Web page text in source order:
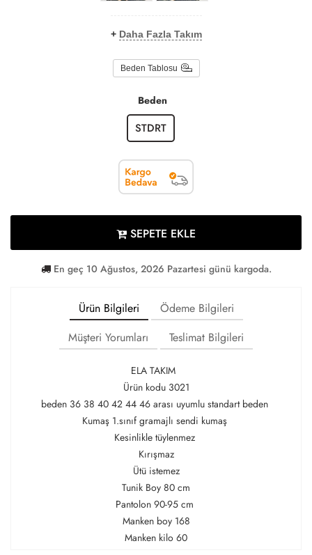
+ Daha Fazla Takım
Beden Tablosu
Beden
STDRT
SEPETE EKLE
En geç 10 Ağustos, 2026 Pazartesi günü kargoda.
Ürün Bilgileri
Ödeme Bilgileri
Müşteri Yorumları
Teslimat Bilgileri
ELA TAKIM
Ürün kodu 3021
beden 36 38 40 42 44 46 arası uyumlu standart beden
Kumaş 1.sınıf gramajlı sendi kumaş
Kesinlikle tüylenmez
Kırışmaz
Ütü istemez
Tunik Boy 80 cm
Pantolon 90-95 cm
Manken boy 168
Manken kilo 60